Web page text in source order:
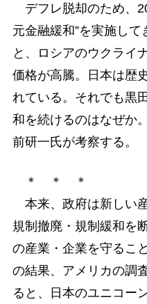
デフレ脱却のため、
元金融緩和”を実施し
と、ロシアのウクライ
価格が高騰。日本は歴
れている。それでも黒
和を続けるのはなぜか
前研一氏が考察する。
＊ ＊ ＊
本来、政府は新しい
規制撤廃・規制緩和を
の産業・企業を守るこ
の結果、アメリカの調
ると、日本のユニコー